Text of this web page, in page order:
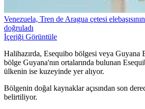
Venezuela, Tren de Aragua çetesi
doğruladı
İçeriği Görüntüle
Halihazırda, Esequibo bölgesi veya Guyana
bölge Guyana'nın ortalarında bulunan
ülkenin ise kuzeyinde yer alıyor.
Bölgenin doğal kaynaklar açısından son
belirtiliyor.